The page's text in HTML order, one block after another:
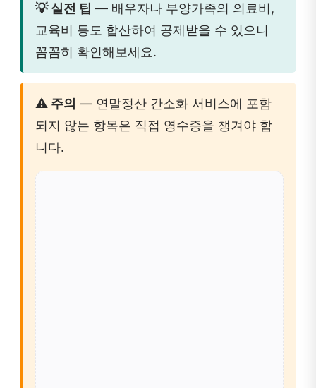
💡 실전 팁 — 배우자나 부양가족의 의료비,
교육비 등도 합산하여 공제받을 수 있으니
꼼꼼히 확인해보세요.
⚠️ 주의 — 연말정산 간소화 서비스에 포함
되지 않는 항목은 직접 영수증을 챙겨야 합
니다.